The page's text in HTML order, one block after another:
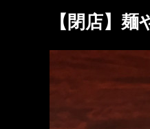
【閉店】麺